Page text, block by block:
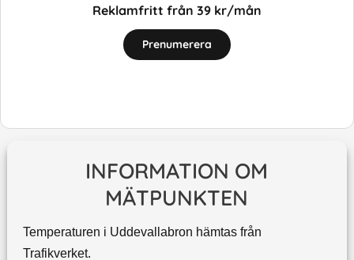
Reklamfritt från 39 kr/mån
Prenumerera
INFORMATION OM
MÄTPUNKTEN
Temperaturen i Uddevallabron hämtas från
Trafikverket.